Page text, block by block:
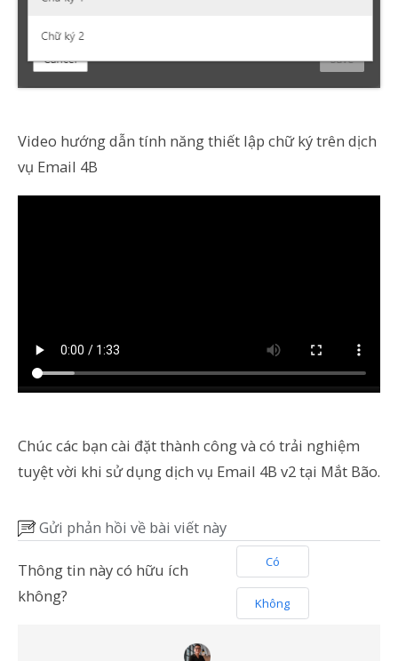
Video hướng dẫn tính năng thiết lập chữ ký trên dịch
vụ Email 4B
Chúc các bạn cài đặt thành công và có trải nghiệm
tuyệt vời khi sử dụng dịch vụ Email 4B v2 tại Mắt Bão.
Gửi phản hồi về bài viết này
Thông tin này có hữu ích
không?
Có
Không